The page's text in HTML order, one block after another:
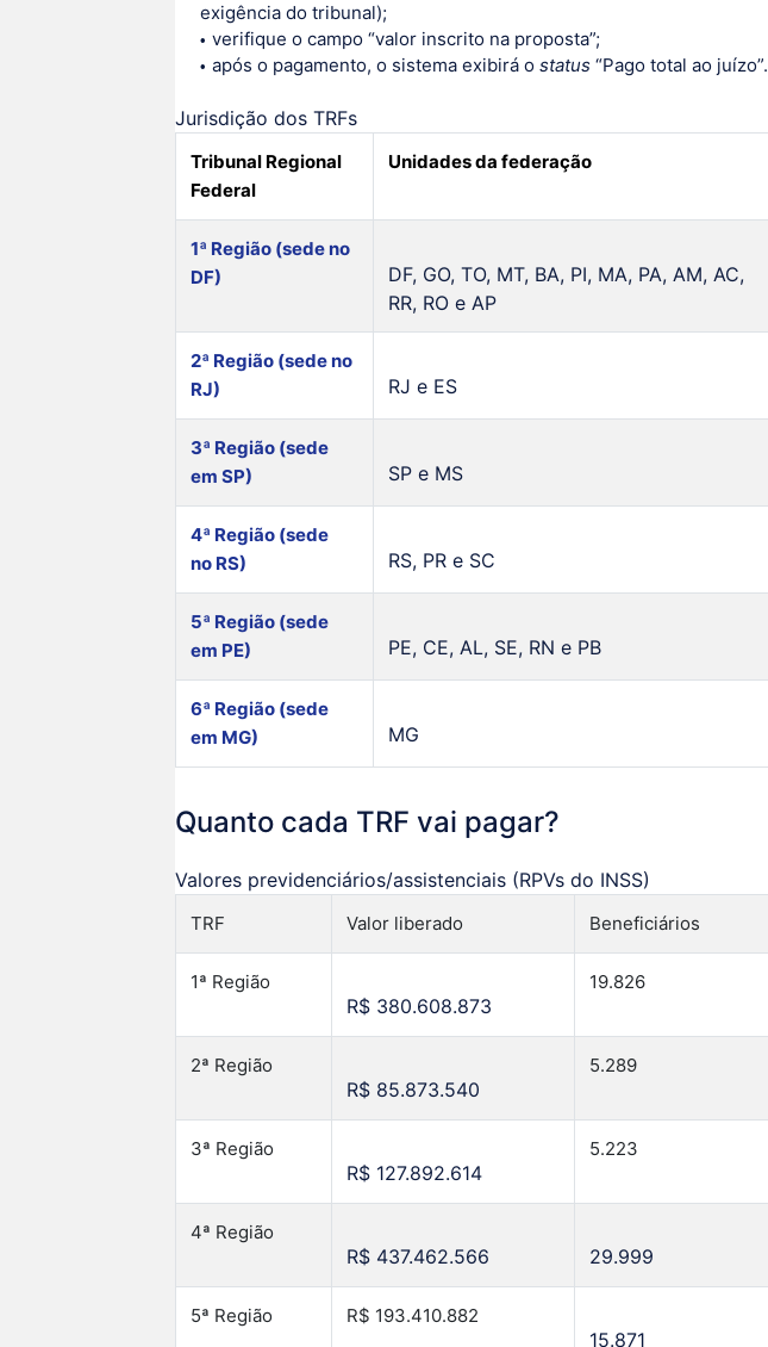
exigência do tribunal);
verifique o campo “valor inscrito na proposta”;
após o pagamento, o sistema exibirá o status“Pago total ao juízo”.
Jurisdição dos TRFs
Tribunal Regional
Federal
Unidades da federação
1ª Região (sede no
DF)
DF, GO, TO, MT, BA, PI, MA, PA, AM, AC,
RR, RO e AP
2ª Região (sede no
RJ)
RJ e ES
3ª Região (sede
em SP)
SP e MS
4ª Região (sede
no RS)
RS, PR e SC
5ª Região (sede
em PE)
PE, CE, AL, SE, RN e PB
6ª Região (sede
em MG)
MG
Quanto cada TRF vai pagar?
Valores previdenciários/assistenciais (RPVs do INSS)
TRF Valor liberado Beneficiários
1ª Região
R$ 380.608.873
19.826
2ª Região
R$ 85.873.540
5.289
3ª Região
R$ 127.892.614
5.223
4ª Região
R$ 437.462.566 29.999
5ª Região R$ 193.410.882
15.871